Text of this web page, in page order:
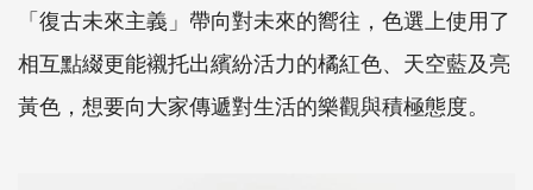
「復古未來主義」帶向對未來的嚮往，色選上使用了
相互點綴更能襯托出繽紛活力的橘紅色、天空藍及亮
黃色，想要向大家傳遞對生活的樂觀與積極態度。